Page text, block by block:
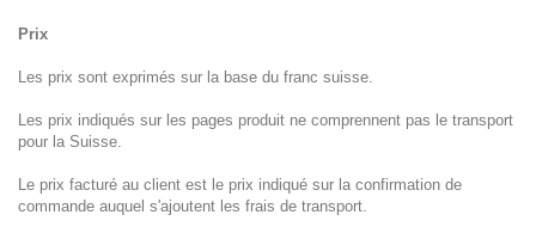
Prix
Les prix sont exprimés sur la base du franc suisse.
Les prix indiqués sur les pages produit ne comprennent pas le transport
pour la Suisse.
Le prix facturé au client est le prix indiqué sur la confirmation de
commande auquel s'ajoutent les frais de transport.